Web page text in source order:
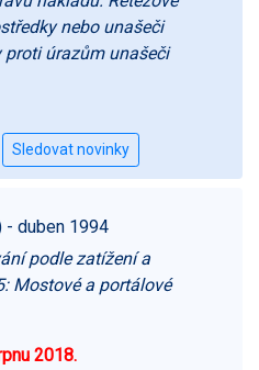
nebo unašeči
úrazům unašeči
- duben 1994
podle zatížení a
Mostové a portálové
2018.